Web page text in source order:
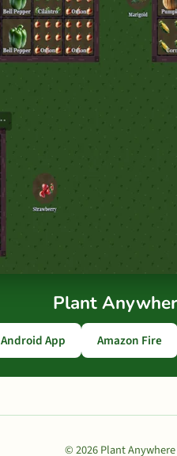
Plant
Android App Amazon Fire
© 2026 Plant Anywhere